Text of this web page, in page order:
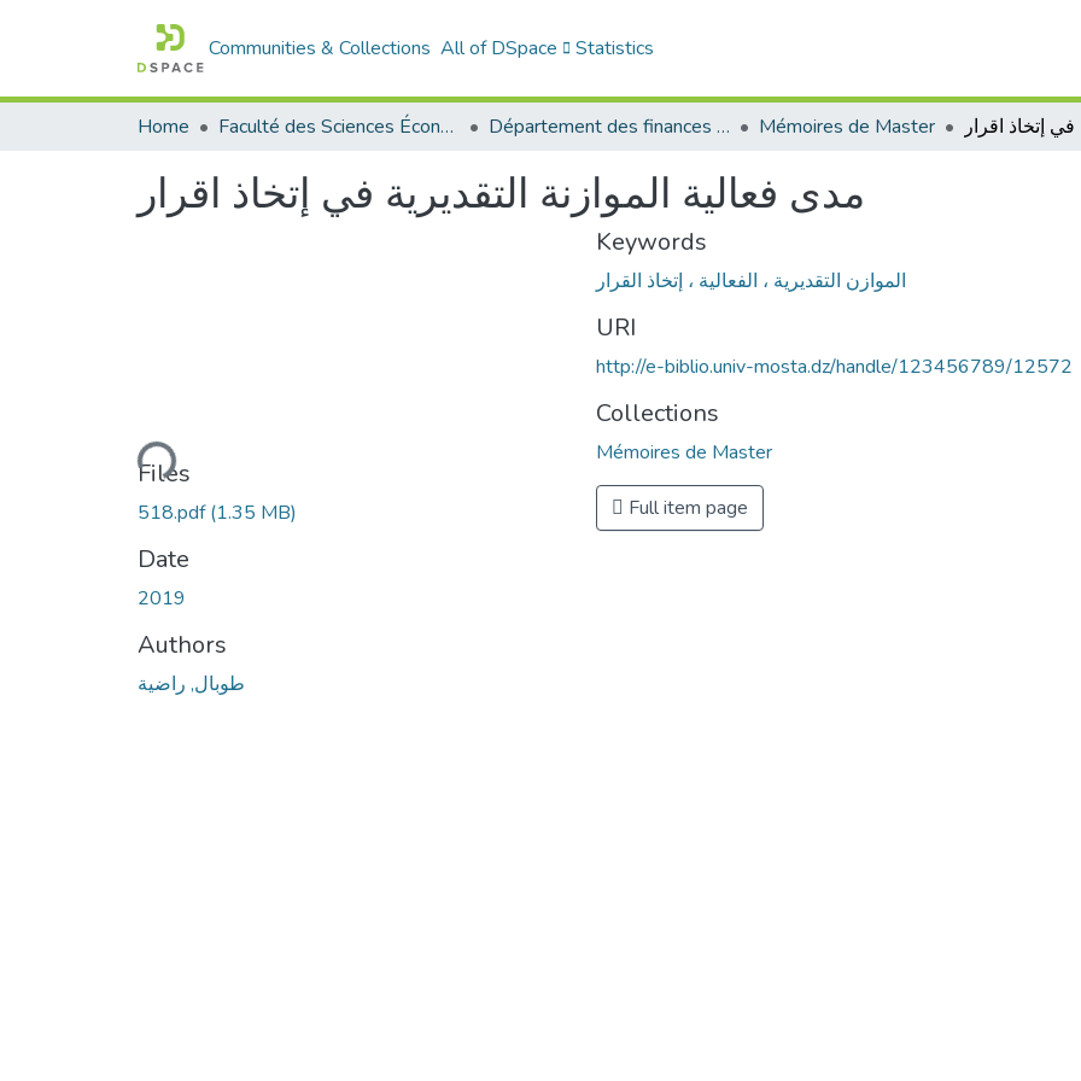
Communities & Collections All of DSpace Statistics
Home Faculté des Sciences Économiques Commerciales et des Sciences de Gestion Département des finances et de comptabilité Mémoires de Master
مدى فعالية الموازنة التقديرية في إتخاذ اقرار
Loading...
Files
518.pdf(1.35 MB)
Date
2019
Authors
طوبال, راضية
Keywords
الموازن التقديرية ، الفعالية ، إتخاذ القرار
URI
http://e-biblio.univ-mosta.dz/handle/123456789/12572
Collections
Mémoires de Master
Full item page